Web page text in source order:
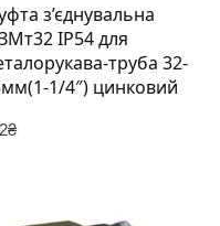
з’єднувальна
IP54 для
труба 32-
1/4″) цинковий
₴